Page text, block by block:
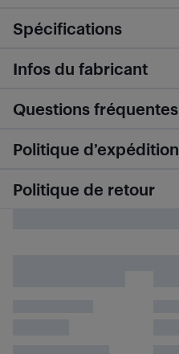
Spécifications
Infos du fabricant
Questions fréquentes
Politique d’expédition
Politique de retour